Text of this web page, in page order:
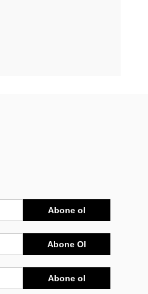
Abone ol
Abone Ol
Abone ol